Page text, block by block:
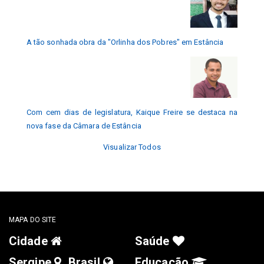
A tão sonhada obra da "Orlinha dos Pobres" em Estância
Com cem dias de legislatura, Kaique Freire se destaca na
nova fase da Câmara de Estância
Visualizar Todos
MAPA DO SITE
Cidade
Saúde